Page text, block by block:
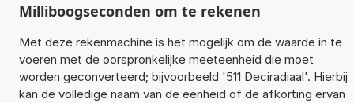
Milliboogseconden om te rekenen
Met deze rekenmachine is het mogelijk om de waarde in te
voeren met de oorspronkelijke meeteenheid die moet
worden geconverteerd; bijvoorbeeld '511 Deciradiaal'. Hierbij
kan de volledige naam van de eenheid of de afkorting ervan